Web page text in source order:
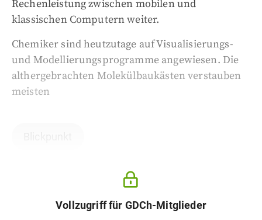
Rechenleistung zwischen mobilen und
klassischen Computern weiter.
Chemiker sind heutzutage auf Visualisierungs-
und Modellierungsprogramme angewiesen. Die
althergebrachten Molekülbaukästen verstauben
meisten
Vollzugriff für GDCh-Mitglieder